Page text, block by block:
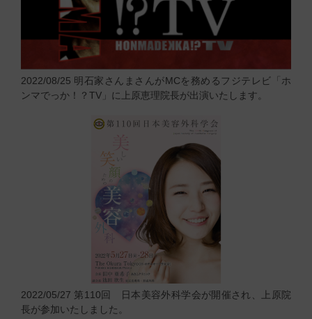
2022/08/25 明石家さんまさんがMCを務めるフジテレビ「ホ
ンマでっか！？TV」に上原恵理院長が出演いたします。
2022/05/27 第110回 日本美容外科学会が開催され、上原院
長が参加いたしました。